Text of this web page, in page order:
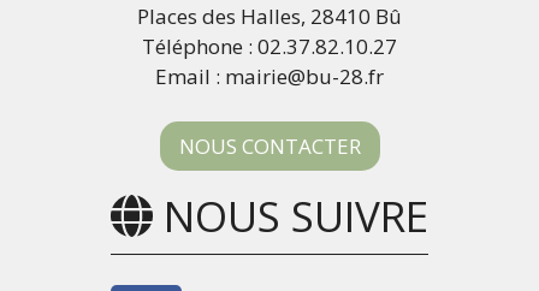
Places des Halles, 28410 Bû
Téléphone : 02.37.82.10.27
Email : mairie@bu-28.fr
NOUS CONTACTER
NOUS SUIVRE